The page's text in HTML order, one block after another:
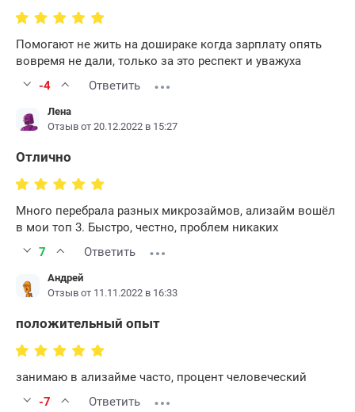
Помогают не жить на дошираке когда зарплату опять
вовремя не дали, только за это респект и уважуха
-4
Ответить
Лена
Отзыв от 20.12.2022 в 15:27
Отлично
Много перебрала разных микрозаймов, ализайм вошёл
в мои топ 3. Быстро, честно, проблем никаких
7
Ответить
Андрей
Отзыв от 11.11.2022 в 16:33
положительный опыт
занимаю в ализайме часто, процент человеческий
-7
Ответить